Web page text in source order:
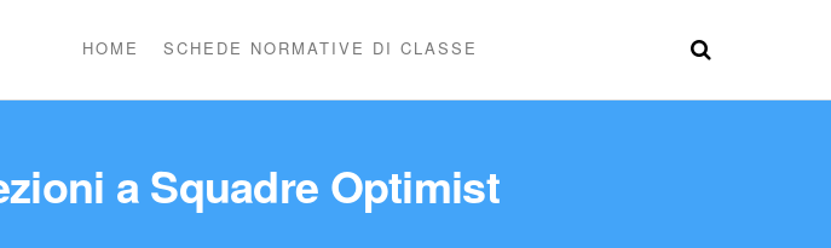
HOME SCHEDE NORMATIVE DI CLASSE
a Squadre Optimist